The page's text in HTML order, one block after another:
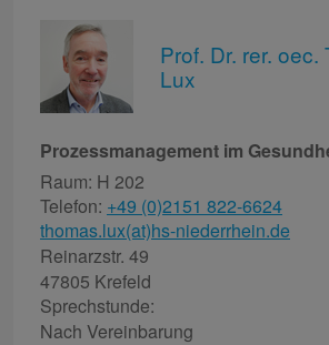
Prof. Dr. rer. oec.
Lux
Prozessmanagement im
Raum: H 202
Telefon: +49 (0)2151 822-6624
thomas.lux(at)hs-niederrhein.de
Reinarzstr. 49
47805 Krefeld
Sprechstunde:
Nach Vereinbarung